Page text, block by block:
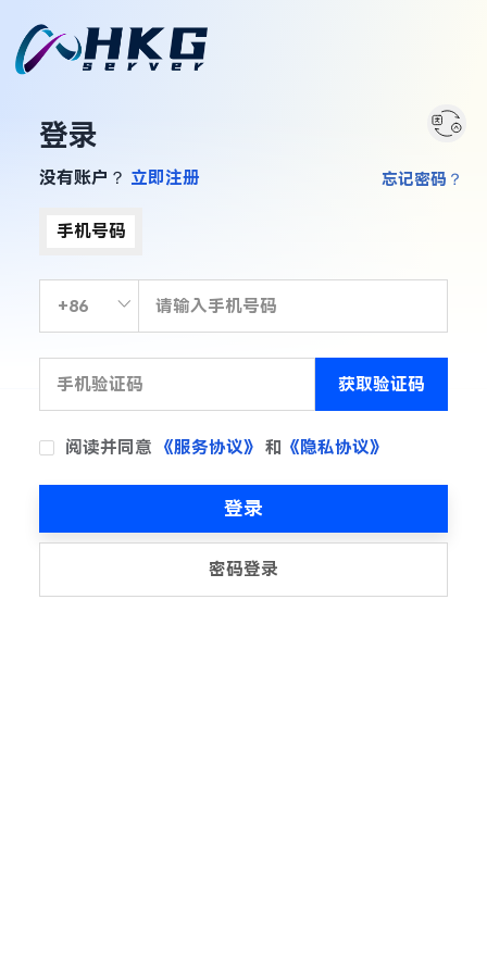
登录
没有账户？ 立即注册
手机号码
获取验证码
阅读并同意 《服务协议》 和 《隐私协议》
忘记密码？
登录
密码登录